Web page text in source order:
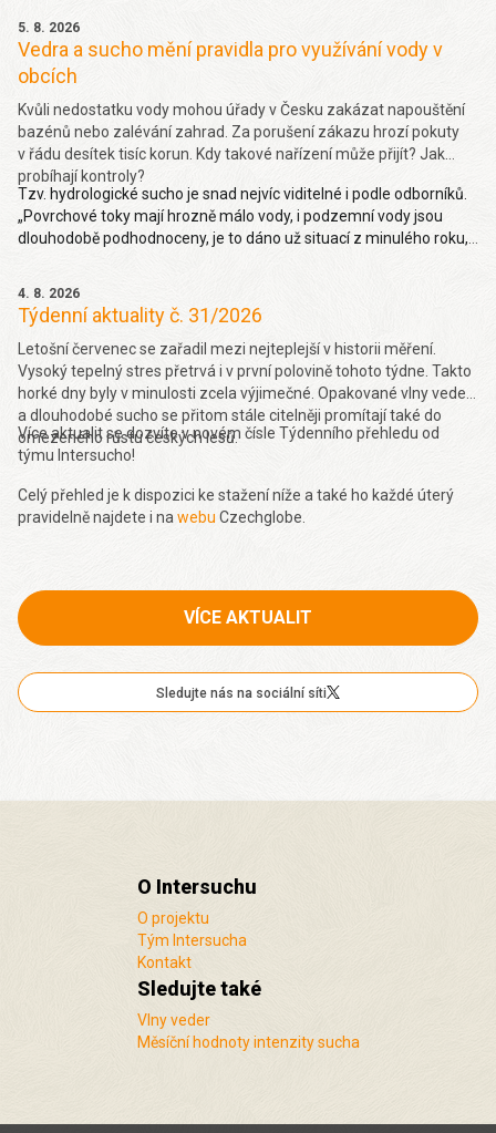
problém je málo vody v řekách. Více
5. 8. 2026
Vedra a sucho mění pravidla pro využívání vody v
obcích
Kvůli nedostatku vody mohou úřady v Česku zakázat napouštění
bazénů nebo zalévání zahrad. Za porušení zákazu hrozí pokuty
v řádu desítek tisíc korun. Kdy takové nařízení může přijít? Jak
probíhají kontroly?
Tzv. hydrologické sucho je snad nejvíc viditelné i podle odborníků.
„Povrchové toky mají hrozně málo vody, i podzemní vody jsou
dlouhodobě podhodnoceny, je to dáno už situací z minulého roku,
4. 8. 2026
Týdenní aktuality č. 31/2026
Letošní červenec se zařadil mezi nejteplejší v historii měření.
Vysoký tepelný stres přetrvá i v první polovině tohoto týdne. Takto
horké dny byly v minulosti zcela výjimečné. Opakované vlny veder
a dlouhodobé sucho se přitom stále citelněji promítají také do
omezeného růstu českých lesů.
Více aktualit se dozvíte v novém čísle Týdenního přehledu od
týmu Intersucho!
Celý přehled je k dispozici ke stažení níže a také ho každé úterý
pravidelně najdete i na webu Czechglobe.
VÍCE AKTUALIT
Sledujte nás na sociální síti
O Intersuchu
O projektu
Tým Intersucha
Kontakt
Sledujte také
Vlny veder
Měsíční hodnoty intenzity sucha